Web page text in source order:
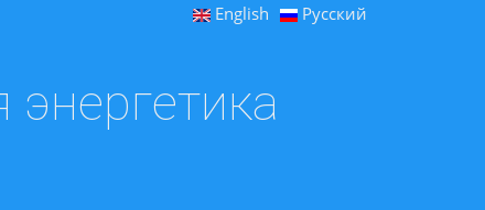
English Русский